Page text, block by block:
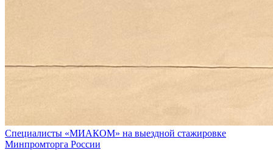
Специалисты «МИАКОМ» на выездной стажировке
Минпромторга России